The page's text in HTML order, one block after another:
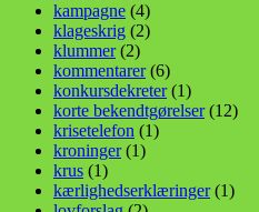
kampagne (4)
klageskrig (2)
klummer(2)
kommentarer(6)
konkursdekreter(1)
korte bekendtgørelser(12)
krisetelefon (1)
kroninger(1)
krus (1)
kærlighedserklæringer(1)